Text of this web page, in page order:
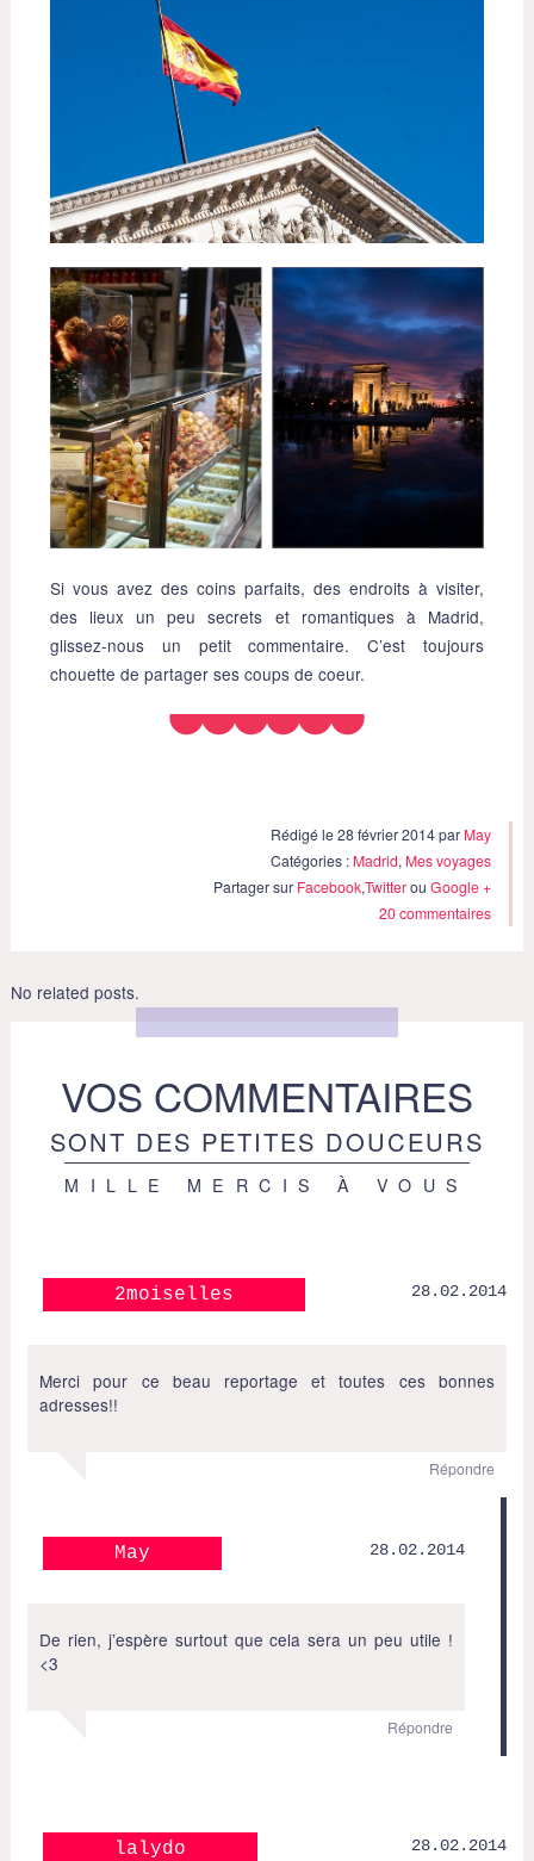
Si vous avez des coins parfaits, des endroits à visiter,
des lieux un peu secrets et romantiques à Madrid,
glissez-nous un petit commentaire. C’est toujours
chouette de partager ses coups de coeur.
Rédigé le 28 février 2014 par May
Catégories : Madrid, Mes voyages
Partager sur Facebook,TwitterouGoogle +
20 commentaires
No related posts.
VOS COMMENTAIRES
SONT DES PETITES DOUCEURS
MILLE MERCIS À VOUS
2moiselles 28.02.2014
Merci pour ce beau reportage et toutes ces bonnes
adresses!!
Répondre
May 28.02.2014
De rien, j’espère surtout que cela sera un peu utile !
<3
Répondre
lalydo 28.02.2014